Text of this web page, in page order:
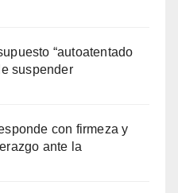
“autoatentado
suspender
con firmeza y
ante la